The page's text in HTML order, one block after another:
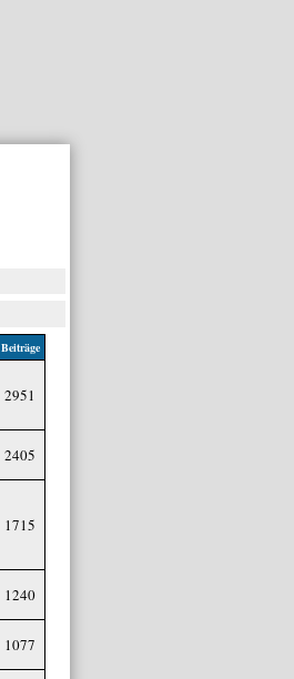
Beiträge
2951
2405
1715
1240
1077